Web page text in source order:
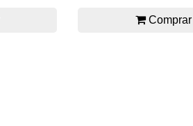
Comprar